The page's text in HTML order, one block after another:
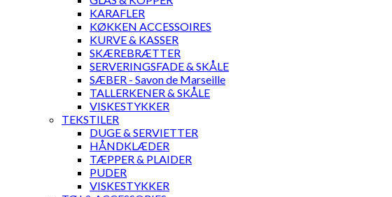
KARAFLER
KØKKEN ACCESSOIRES
KURVE & KASSER
SKÆREBRÆTTER
SERVERINGSFADE & SKÅLE
SÆBER - Savon de Marseille
TALLERKENER & SKÅLE
VISKESTYKKER
TEKSTILER
DUGE & SERVIETTER
HÅNDKLÆDER
TÆPPER & PLAIDER
PUDER
VISKESTYKKER